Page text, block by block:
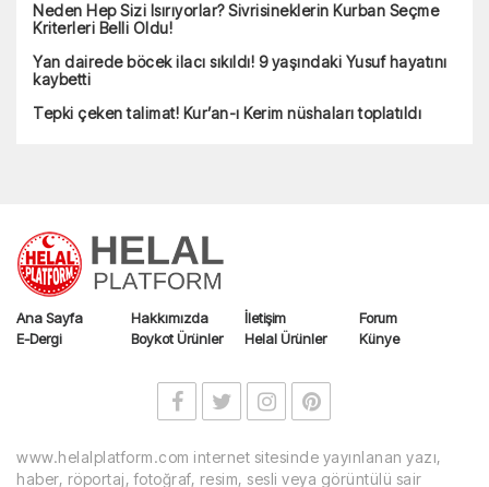
Neden Hep Sizi Isırıyorlar? Sivrisineklerin Kurban Seçme
Kriterleri Belli Oldu!
Yan dairede böcek ilacı sıkıldı! 9 yaşındaki Yusuf hayatını
kaybetti
Tepki çeken talimat! Kur’an-ı Kerim nüshaları toplatıldı
Ana Sayfa Hakkımızda İletişim
Forum
E-Dergi
Boykot Ürünler Helal Ürünler Künye
www.helalplatform.com internet sitesinde yayınlanan yazı,
haber, röportaj, fotoğraf, resim, sesli veya görüntülü sair